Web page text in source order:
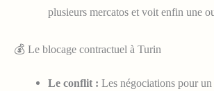
plusieurs mercatos et voit enfin une
💰 Le blocage contractuel à Turin
Le conflit : Les négociations pour